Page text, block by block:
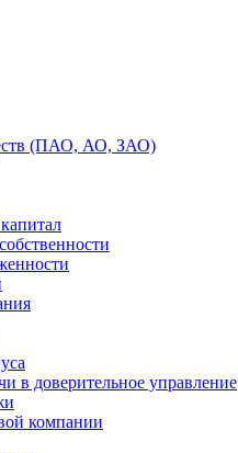
(ПАО, АО, ЗАО)
в доверительное управление
компании